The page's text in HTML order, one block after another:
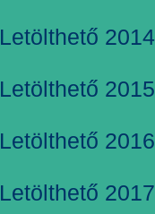
Letölthető
Letölthető
Letölthető
Letölthető